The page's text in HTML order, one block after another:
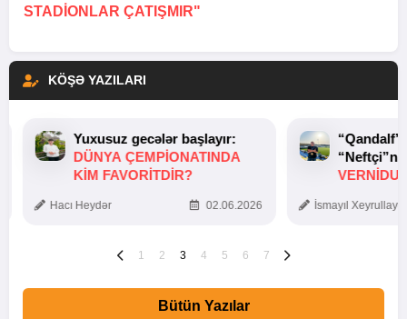
STADIONLAR ÇATIŞMIR"
KÖŞƏ YAZILARI
Yuxusuz gecələr başlayır:
DÜNYA ÇEMPIONATINDA
KIM FAVORITDIR?
Hacı Heydər 02.06.2026 İsmayıl
1 2 3 4 5 6 7
Bütün Yazılar